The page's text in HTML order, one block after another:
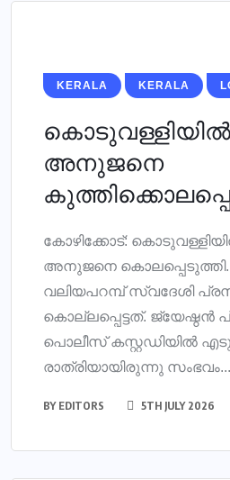
KERALA KERALA
അനുജനെ
കോഴിക്കോട്:
അനുജനെ കൊലപ്പെടുത്തി.
വലിയപറമ്പ് സ്വദേശി
കൊല്ലപ്പെട്ടത്. ജ്യേഷ്ഠന്‍
പൊലീസ് കസ്റ്റഡിയില്‍
രാത്രിയായിരുന്നു സംഭവം...
BY EDITORS 5TH JULY 2026